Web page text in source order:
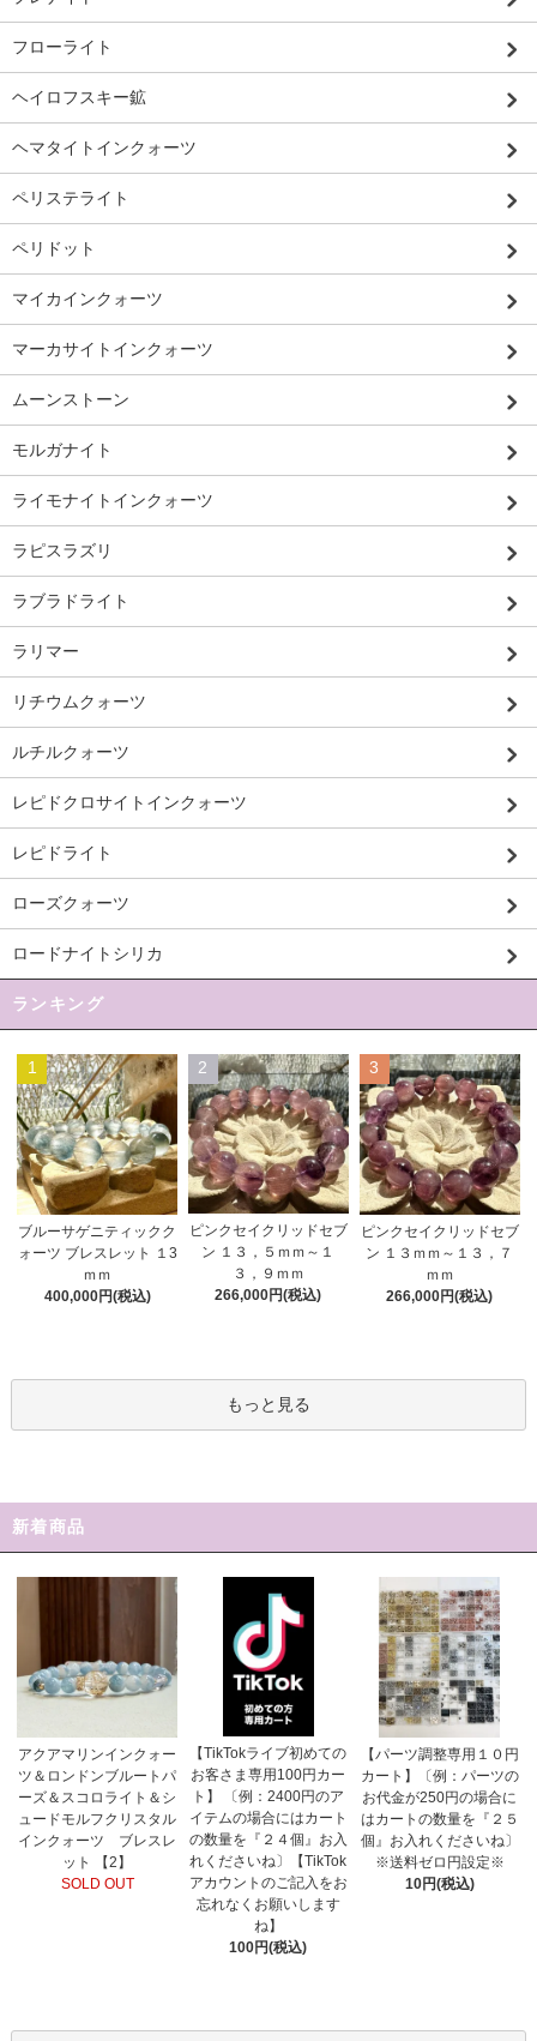
フローライト
ヘイロフスキー鉱
ヘマタイトインクォーツ
ペリステライト
ペリドット
マイカインクォーツ
マーカサイトインクォーツ
ムーンストーン
モルガナイト
ライモナイトインクォーツ
ラピスラズリ
ラブラドライト
ラリマー
リチウムクォーツ
ルチルクォーツ
レピドクロサイトインクォーツ
レピドライト
ローズクォーツ
ロードナイトシリカ
ランキング
1
ブルーサゲニティックク
ォーツ ブレスレット １3
ｍｍ
400,000円(税込)
2
ピンクセイクリッドセブ
ン １３，５ｍｍ～１
３，９ｍｍ
266,000円(税込)
3
ピンクセイクリッドセブ
ン １３ｍｍ～１３，７
ｍｍ
266,000円(税込)
もっと見る
新着商品
アクアマリンインクォー
ツ＆ロンドンブルートパ
ーズ＆スコロライト＆シ
ュードモルフクリスタル
インクォーツ ブレスレ
ット 【2】
SOLD OUT
【TikTokライブ初めての
お客さま専用100円カー
ト】 〔例：2400円のア
イテムの場合にはカート
の数量を『２４個』お入
れくださいね〕【TikTok
アカウントのご記入をお
忘れなくお願いします
ね】
100円(税込)
【パーツ調整専用１０円
カート】〔例：パーツの
お代金が250円の場合に
はカートの数量を『２５
個』お入れくださいね〕
※送料ゼロ円設定※
10円(税込)